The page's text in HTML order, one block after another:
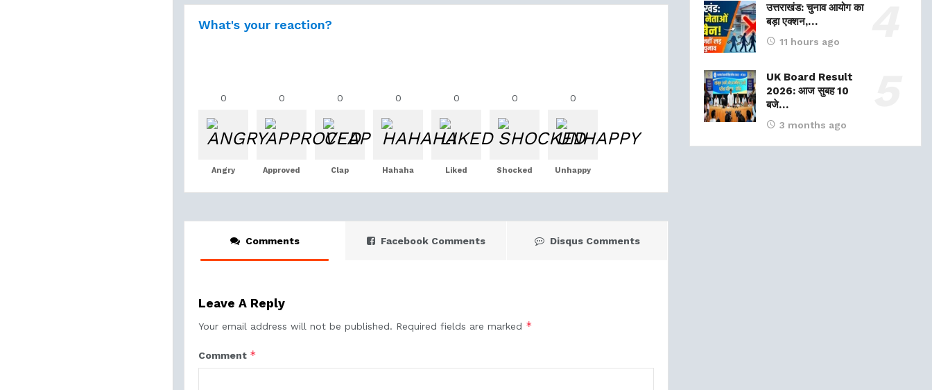
What's your reaction?
0
Angry
0
Approved
0
Clap
0
Hahaha
0
Liked
0
Shocked
0
Unhappy
Comments Facebook Comments Disqus Comments
Leave A Reply
Your email address will not be published. Required fields are marked *
Comment *
उत्तराखंड: चुनाव आयोग का
बड़ा एक्शन,…
11 hours ago
UK Board Result
2026: आज सुबह 10
बजे…
3 months ago